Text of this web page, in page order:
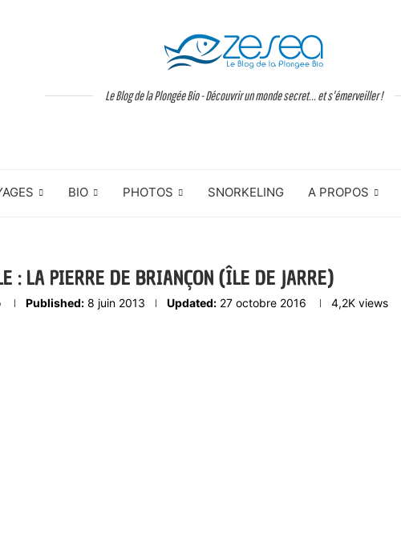
Le Blog de la Plongée Bio - Découvrir un monde secret... et s'émerveiller !
BIO PHOTOS SNORKELING A PROPOS
: LA PIERRE DE BRIANÇON (ÎLE DE JARRE)
Published: 8 juin 2013 Updated: 27 octobre 2016 4,2Kviews